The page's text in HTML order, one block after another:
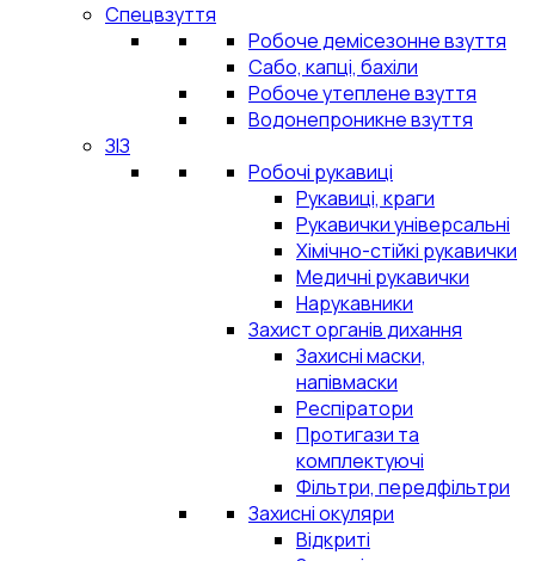
Спецвзуття
Робоче демісезонне взуття
Сабо, капці, бахіли
Робоче утеплене взуття
Водонепроникне взуття
ЗІЗ
Робочі рукавиці
Рукавиці, краги
Рукавички універсальні
Хімічно-стійкі рукавички
Медичні рукавички
Нарукавники
Захист органів дихання
Захисні маски,
напівмаски
Респіратори
Протигази та
комплектуючі
Фільтри, передфільтри
Захисні окуляри
Відкриті